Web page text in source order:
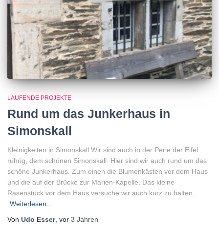
LAUFENDE PROJEKTE
Rund um das Junkerhaus in
Simonskall
Kleinigkeiten in Simonskall Wir sind auch in der Perle der Eifel
rührig, dem schönen Simonskall. Hier sind wir auch rund um das
schöne Junkerhaus. Zum einen die Blumenkästen vor dem Haus
und die auf der Brücke zur Marien-Kapelle. Das kleine
Rasenstück vor dem Haus versuche wir auch kurz zu halten.
Weiterlesen…
Von Udo Esser, vor 3 Jahren